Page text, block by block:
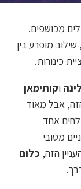
מכושפים.
מופרע בין
כינורות.
וקותימאן
אבל מאוד
אחד
מטובי
הזה, כלום